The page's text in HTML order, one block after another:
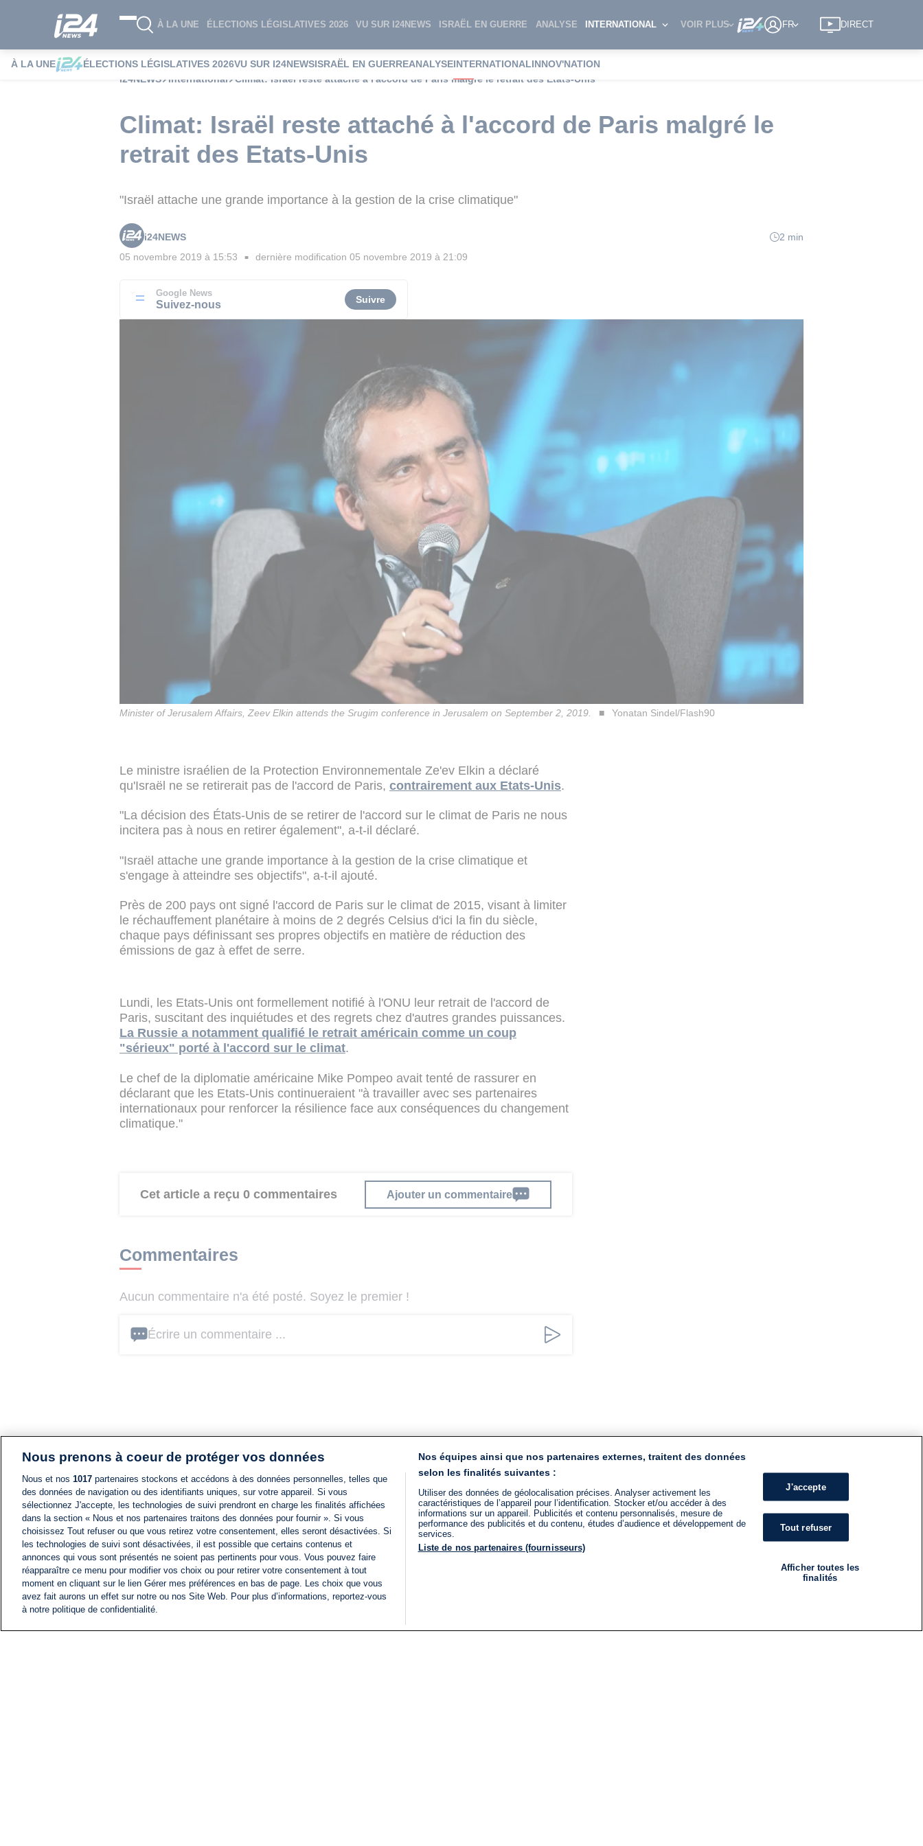
À LA UNE ÉLECTIONS LÉGISLATIVES 2026 VU SUR I24NEWS ISRAËL EN GUERRE ANALYSE INTERNATIONAL VOIR PLUS FR DIRECT
À LA UNE ÉLECTIONS LÉGISLATIVES 2026VU SUR I24NEWSISRAËL EN GUERREANALYSEINTERNATIONALINNOV'NATION
i24NEWS
International Climat: Israël reste attaché à l'accord de Paris malgré le retrait des Etats-Unis
Climat: Israël reste attaché à l'accord de Paris malgré le
retrait des Etats-Unis
"Israël attache une grande importance à la gestion de la crise climatique"
i24NEWS
2 min
05 novembre 2019 à 15:53 ■ dernière modification 05 novembre 2019 à 21:09
Google News
Suivez-nous Suivre
Minister of Jerusalem Affairs, Zeev Elkin attends the Srugim conference in Jerusalem on September 2, 2019. Yonatan Sindel/Flash90
Le ministre israélien de la Protection Environnementale Ze'ev Elkin a déclaré
qu'Israël ne se retirerait pas de l'accord de Paris, contrairement aux Etats-Unis.
"La décision des États-Unis de se retirer de l'accord sur le climat de Paris ne nous
incitera pas à nous en retirer également", a-t-il déclaré.
"Israël attache une grande importance à la gestion de la crise climatique et
s'engage à atteindre ses objectifs", a-t-il ajouté.
Près de 200 pays ont signé l'accord de Paris sur le climat de 2015, visant à limiter
le réchauffement planétaire à moins de 2 degrés Celsius d'ici la fin du siècle,
chaque pays définissant ses propres objectifs en matière de réduction des
émissions de gaz à effet de serre.
Lundi, les Etats-Unis ont formellement notifié à l'ONU leur retrait de l'accord de
Paris, suscitant des inquiétudes et des regrets chez d'autres grandes puissances.
La Russie a notamment qualifié le retrait américain comme un coup
"sérieux" porté à l'accord sur le climat.
Le chef de la diplomatie américaine Mike Pompeo avait tenté de rassurer en
déclarant que les Etats-Unis continueraient "à travailler avec ses partenaires
internationaux pour renforcer la résilience face aux conséquences du changement
climatique."
Cet article a reçu 0 commentaires Ajouter un commentaire
Commentaires
Aucun commentaire n'a été posté. Soyez le premier !
Écrire un commentaire ...
Nous prenons à coeur de protéger vos données
Nous et nos 1017 partenaires stockons et accédons à des données personnelles, telles que
des données de navigation ou des identifiants uniques, sur votre appareil. Si vous
sélectionnez J'accepte, les technologies de suivi prendront en charge les finalités affichées
dans la section « Nous et nos partenaires traitons des données pour fournir ». Si vous
choisissez Tout refuser ou que vous retirez votre consentement, elles seront désactivées. Si
les technologies de suivi sont désactivées, il est possible que certains contenus et
annonces qui vous sont présentés ne soient pas pertinents pour vous. Vous pouvez faire
réapparaître ce menu pour modifier vos choix ou pour retirer votre consentement à tout
moment en cliquant sur le lien Gérer mes préférences en bas de page. Les choix que vous
avez fait aurons un effet sur notre ou nos Site Web. Pour plus d’informations, reportez-vous
à notre politique de confidentialité.
Nos équipes ainsi que nos partenaires externes, traitent des données
selon les finalités suivantes :
Utiliser des données de géolocalisation précises. Analyser activement les
caractéristiques de l’appareil pour l’identification. Stocker et/ou accéder à des
informations sur un appareil. Publicités et contenu personnalisés, mesure de
performance des publicités et du contenu, études d’audience et développement de
services.
Liste de nos partenaires (fournisseurs)
J'accepte
Tout refuser
Afficher toutes les
finalités